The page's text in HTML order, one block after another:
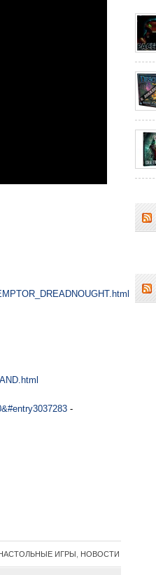
-
ИГРЫ НОВОСТИ